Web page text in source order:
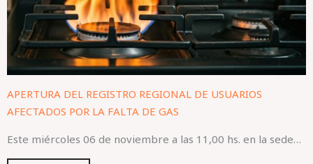
APERTURA DEL REGISTRO REGIONAL DE USUARIOS
AFECTADOS POR LA FALTA DE GAS
Este miércoles 06 de noviembre a las 11,00 hs. en la sede…